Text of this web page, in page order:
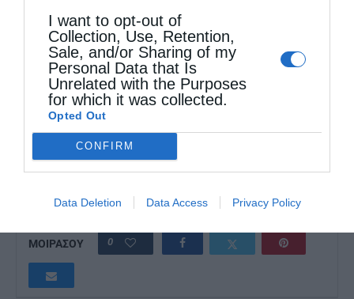
I want to opt-out of
Collection, Use, Retention,
Sale, and/or Sharing of my
Personal Data that Is
Unrelated with the Purposes
for which it was collected.
Opted Out
CONFIRM
Data Deletion Data Access Privacy Policy
ΕΚΚΛΗΣΊΑ ΚΎΠΡΟΥ ΠΙΤΣΙΛΛΊΔΗΣ
ΜΟΙΡΑΣΟΥ 0